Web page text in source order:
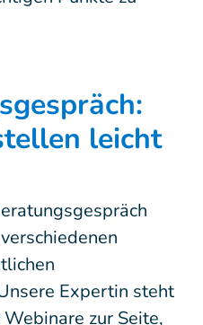
leicht
Expertin steht
zur Seite,